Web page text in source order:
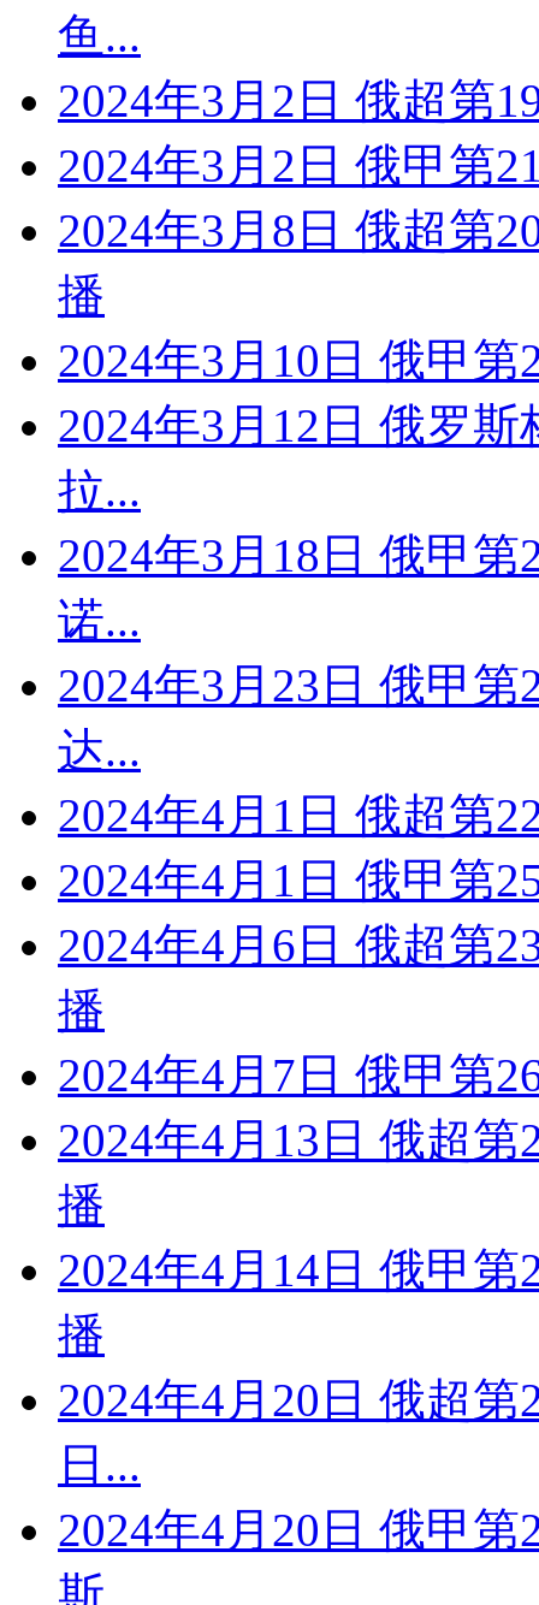
鱼...
2024年3月2日 俄超第
2024年3月2日 俄甲第
2024年3月8日 俄超第
播
2024年3月10日 俄甲
2024年3月12日 俄罗
拉...
2024年3月18日 俄甲
诺...
2024年3月23日 俄甲
达...
2024年4月1日 俄超第
2024年4月1日 俄甲第
2024年4月6日 俄超第
播
2024年4月7日 俄甲第
2024年4月13日 俄超
播
2024年4月14日 俄甲
播
2024年4月20日 俄超
日...
2024年4月20日 俄甲
斯...